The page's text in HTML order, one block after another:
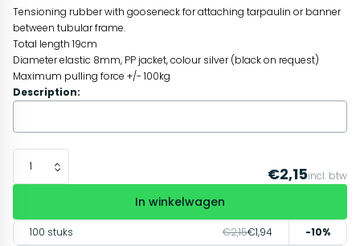
Tensioning rubber with gooseneck for attaching tarpaulin or banner
between tubular frame.
Total length 19cm
Diameter elastic 8mm, PP jacket, colour silver (black on request)
Maximum pulling force +/- 100kg
Description:
€2,15incl. btw
In winkelwagen
100 stuks €2,15€1,94 -10%